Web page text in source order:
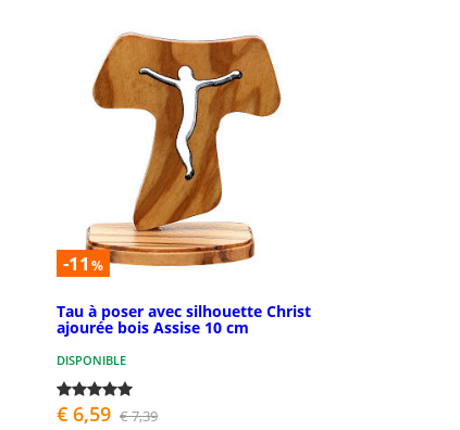
-11 %
Tau à poser avec silhouette Christ
ajourée bois Assise 10 cm
DISPONIBLE
€ 6,59 € 7,39